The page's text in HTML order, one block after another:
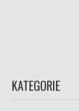
KATEGORIE